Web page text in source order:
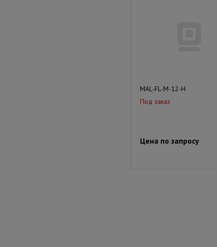
MAL-FL-М-12-H
Под заказ
Цена по запросу